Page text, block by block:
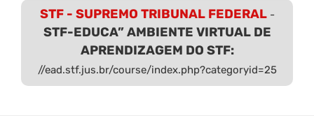
STF - SUPREMO TRIBUNAL FEDERAL-
STF-EDUCA” AMBIENTE VIRTUAL DE
APRENDIZAGEM DO STF:
//ead.stf.jus.br/course/index.php?categoryid=25